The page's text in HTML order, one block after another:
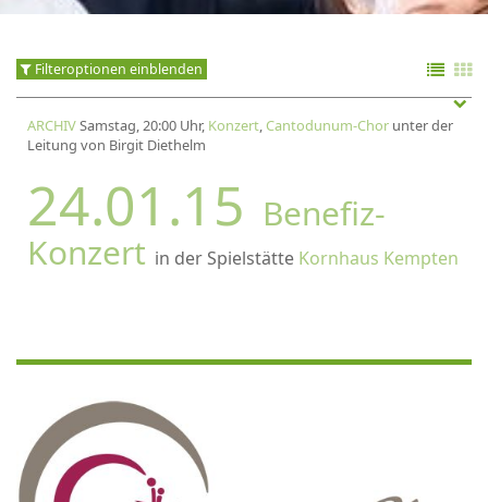
Filteroptionen einblenden
ARCHIVSamstag, 20:00 Uhr, Konzert,Cantodunum-Chor unter der
Leitung von Birgit Diethelm
24.01.15 Benefiz-
Konzert in der Spielstätte Kornhaus Kempten